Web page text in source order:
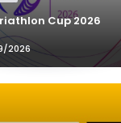
Cup 2026
2026